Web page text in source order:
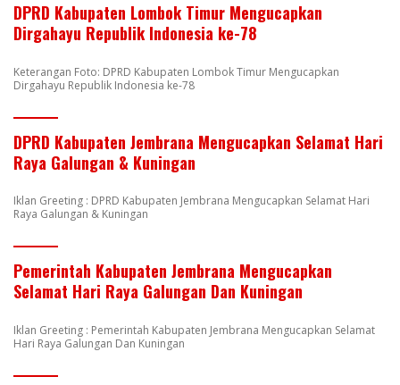
DPRD Kabupaten Lombok Timur Mengucapkan
Dirgahayu Republik Indonesia ke-78
Keterangan Foto: DPRD Kabupaten Lombok Timur Mengucapkan
Dirgahayu Republik Indonesia ke-78
DPRD Kabupaten Jembrana Mengucapkan Selamat Hari
Raya Galungan & Kuningan
Iklan Greeting : DPRD Kabupaten Jembrana Mengucapkan Selamat Hari
Raya Galungan & Kuningan
Pemerintah Kabupaten Jembrana Mengucapkan
Selamat Hari Raya Galungan Dan Kuningan
Iklan Greeting : Pemerintah Kabupaten Jembrana Mengucapkan Selamat
Hari Raya Galungan Dan Kuningan